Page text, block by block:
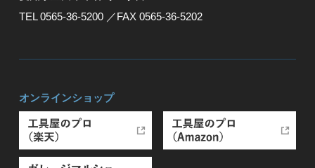
TEL 0565-36-5200 ／FAX 0565-36-5202
オンラインショップ